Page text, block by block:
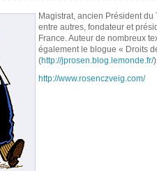
Magistrat, ancien Président
entre autres, fondateur et
France. Auteur de nombreux
également le blogue « Droits
(http://jprosen.blog.lemonde.fr/)
http://www.rosenczveig.com/